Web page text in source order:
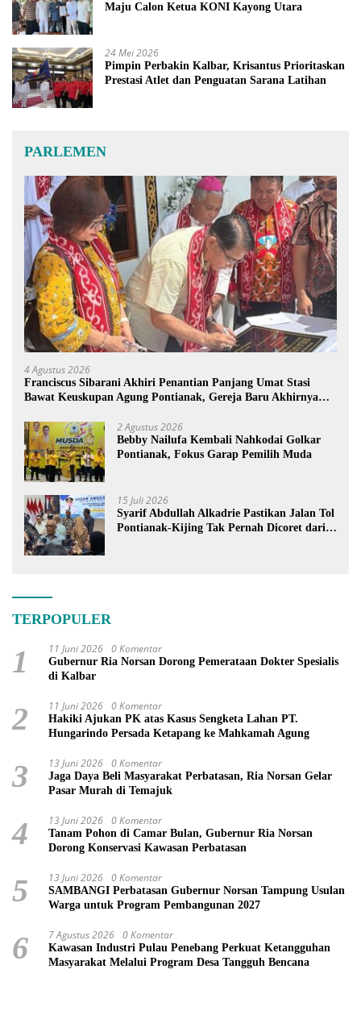
Maju Calon Ketua KONI Kayong Utara
24 Mei 2026
Pimpin Perbakin Kalbar, Krisantus Prioritaskan
Prestasi Atlet dan Penguatan Sarana Latihan
PARLEMEN
4 Agustus 2026
Franciscus Sibarani Akhiri Penantian Panjang Umat Stasi
Bawat Keuskupan Agung Pontianak, Gereja Baru Akhirnya
2 Agustus 2026
Bebby Nailufa Kembali Nahkodai Golkar
Pontianak, Fokus Garap Pemilih Muda
15 Juli 2026
Syarif Abdullah Alkadrie Pastikan Jalan Tol
Pontianak-Kijing Tak Pernah Dicoret dari
TERPOPULER
1 11 Juni 2026 0 Komentar
Gubernur Ria Norsan Dorong Pemerataan Dokter Spesialis
di Kalbar
2 11 Juni 2026 0 Komentar
Hakiki Ajukan PK atas Kasus Sengketa Lahan PT.
Hungarindo Persada Ketapang ke Mahkamah Agung
3 13 Juni 2026 0 Komentar
Jaga Daya Beli Masyarakat Perbatasan, Ria Norsan Gelar
Pasar Murah di Temajuk
4 13 Juni 2026 0 Komentar
Tanam Pohon di Camar Bulan, Gubernur Ria Norsan
Dorong Konservasi Kawasan Perbatasan
5 13 Juni 2026 0 Komentar
SAMBANGI Perbatasan Gubernur Norsan Tampung Usulan
Warga untuk Program Pembangunan 2027
6 7 Agustus 2026 0 Komentar
Kawasan Industri Pulau Penebang Perkuat Ketangguhan
Masyarakat Melalui Program Desa Tangguh Bencana